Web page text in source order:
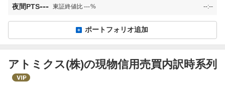
夜間PTS--- 東証終値比---% --:--
ポートフォリオ追加
アトミクス(株)の現物信用売買内訳時系列